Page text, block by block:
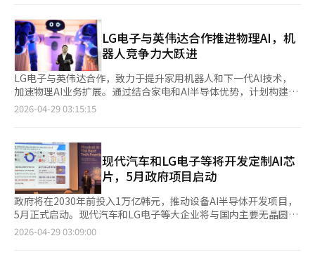
增长11.1%，儿童和婴幼儿用品增长10.7%，书籍和文具增长
4.1%。按业态分类的销售比例为：在线销售60.6%，百货店
15.4%，便利店13.9%，大型超市8.1%，中型超市2.0%。与去年
相比，在线销售比例增加1.6个百分点，线下销售比例减少1.6个百
分点。※ 本报道经人工智能（AI）系统翻译与编辑。
650万韩元的优惠。根据购买金额，还提供不同的赠品，预计将吸
引计划搬家、入住或结婚的顾客。具体优惠和适用条件视购买产品
和活动标准而定。LG电子还提供家电订阅服务优惠，用户可减少
初期购买成本，并在合同期内享受免费维修和定期保养服务，但因
客户过失导致的维修等项目可能不包括在内。新入住公寓的客户还
可享受团购优惠，针对运城中央站附近的新公寓住户，提供定制家
电套餐咨询和团购条件。提前预约咨询的客户将获得特别赠品，并
可在店内享受更舒适的1对1定制咨询服务，进行产品比较和购买计
不仅是一个销售门店，更是一个提供客户体验和生活方式建议的空
间。通过开业优惠，我们希望提高客户满意度。”运城店的开业促
销活动可通过到店参与，详细信息可在现场确认。※ 本报道经人
工智能（AI）系统翻译与编辑。
LG电子与英伟达合作推进物理AI，机
器人竞争力大跃进
LG电子与英伟达合作，致力于提升家用机器人和下一代AI技术，
加速物理AI业务扩展。通过结合家电和AI半导体优势，计划构建机
器人和AI的整合生态系统。28日，据业内消息，LG电子CEO柳在
布的家用机器人CLOiD与英伟达的Isaac机器人平台结合。Isaac平
台可以在物理模拟环境中进行机器人学习，提高开发效率。LG电
子计划通过在虚拟环境中训练CLOiD后应用于实际空间，以提高开
发速度和完成度，使其成为具备自主判断和行动能力的AI家居伙
伴。英伟达将利用其GPU、AI软件和模拟技术全面支持机器人学习
和性能提升，建立机器人数据与AI模型学习的良性循环。业内人士
认为，此次合作可能超越技术合作，扩展为“AI-机器人整合生态
系统”建设，成为市场竞争的关键点。此前，双方已在首尔麻谷
2026-04-29 03:15:15
现代汽车和LG电子等将开发定制AI芯
片，5月政府项目启动
政府将在2030年前投入1万亿韩元，推动设备AI半导体开发项目，
5月正式启动。现代汽车和LG电子等大企业将与国内主要无晶圆厂
合作，开发定制AI半导体。任基泽韩国产业技术企划评价院PD在
2026-04-29 03:09:00